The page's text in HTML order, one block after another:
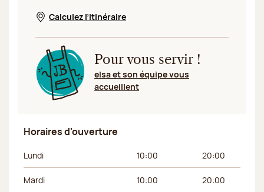
Nouvelle fenêtre
Calculez l’itinéraire
Pour vous servir !
elsa et son équipe vous
accueillent
Horaires d'ouverture
Jour de la semaine Horaires du matin Horaires de
Lundi 10:00 20:00
Mardi 10:00 20:00